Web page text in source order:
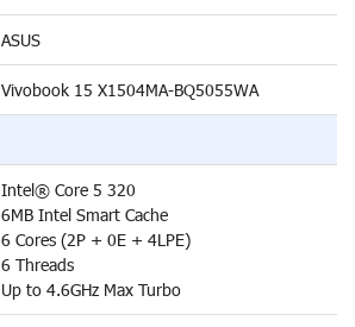
ASUS
Vivobook 15 X1504MA-BQ5055WA
Intel® Core 5 320
6MB Intel Smart Cache
6 Cores (2P + 0E + 4LPE)
6 Threads
Up to 4.6GHz Max Turbo